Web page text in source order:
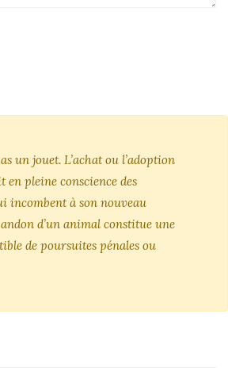
un jouet. L’achat ou l’adoption
en pleine conscience des
incombent à son nouveau
d’un animal constitue une
de poursuites pénales ou